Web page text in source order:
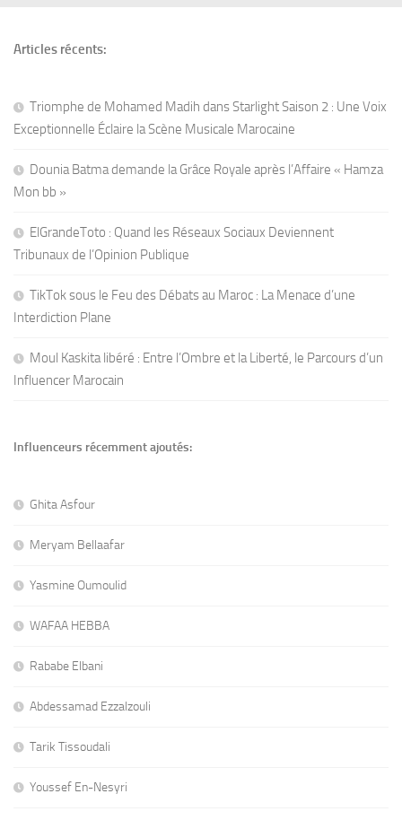
Articles récents:
Triomphe de Mohamed Madih dans Starlight Saison 2 : Une Voix
Exceptionnelle Éclaire la Scène Musicale Marocaine
Dounia Batma demande la Grâce Royale après l’Affaire « Hamza
Mon bb »
ElGrandeToto : Quand les Réseaux Sociaux Deviennent
Tribunaux de l’Opinion Publique
TikTok sous le Feu des Débats au Maroc : La Menace d’une
Interdiction Plane
Moul Kaskita libéré : Entre l’Ombre et la Liberté, le Parcours d’un
Influencer Marocain
Influenceurs récemment ajoutés:
Ghita Asfour
Meryam Bellaafar
Yasmine Oumoulid
WAFAA HEBBA
Rababe Elbani
Abdessamad Ezzalzouli
Tarik Tissoudali
Youssef En-Nesyri